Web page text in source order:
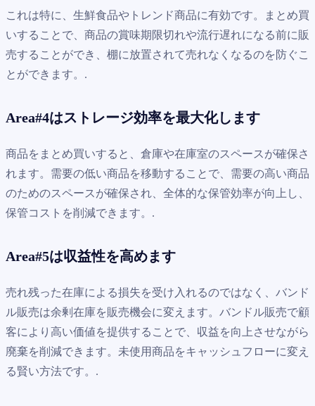
これは特に、生鮮食品やトレンド商品に有効です。まとめ買
いすることで、商品の賞味期限切れや流行遅れになる前に販
売することができ、棚に放置されて売れなくなるのを防ぐこ
とができます。.
Area#4はストレージ効率を最大化します
商品をまとめ買いすると、倉庫や在庫室のスペースが確保さ
れます。需要の低い商品を移動することで、需要の高い商品
のためのスペースが確保され、全体的な保管効率が向上し、
保管コストを削減できます。.
Area#5は収益性を高めます
売れ残った在庫による損失を受け入れるのではなく、バンド
ル販売は余剰在庫を販売機会に変えます。バンドル販売で顧
客により高い価値を提供することで、収益を向上させながら
廃棄を削減できます。未使用商品をキャッシュフローに変え
る賢い方法です。.